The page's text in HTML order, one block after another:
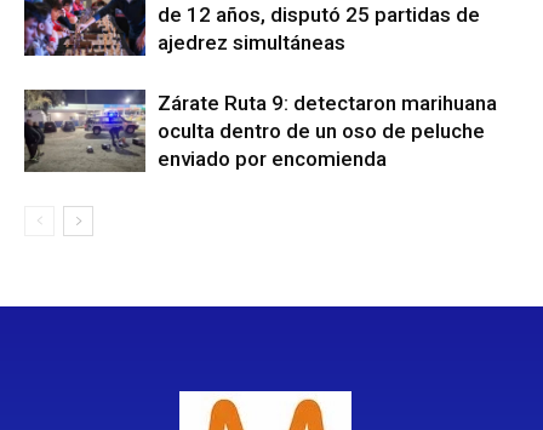
de 12 años, disputó 25 partidas de
ajedrez simultáneas
Zárate Ruta 9: detectaron marihuana
oculta dentro de un oso de peluche
enviado por encomienda